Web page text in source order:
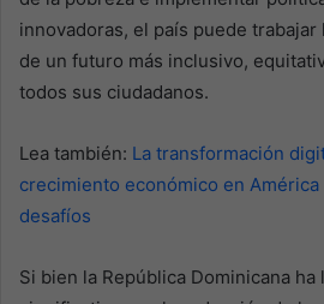
innovadoras, el país puede
de un futuro más inclusivo,
todos sus ciudadanos.
Lea también: La transformación
crecimiento económico en
desafíos
Si bien la República Dominicana ha